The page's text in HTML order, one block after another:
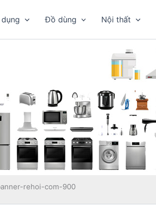
Đồ dùng Nội thất
rehoi-com-900